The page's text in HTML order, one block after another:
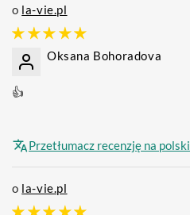
la-vie.pl
Oksana Bohoradova
👍
Przetłumacz recenzję na polski
la-vie.pl